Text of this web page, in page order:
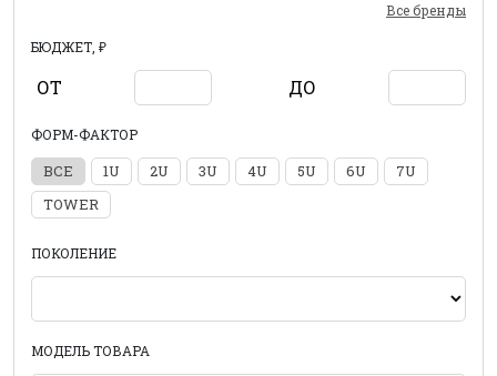
Все бренды
БЮДЖЕТ, ₽
ОТ ДО
ФОРМ-ФАКТОР
ВСЕ 1U 2U 3U 4U 5U 6U
7U
TOWER
ПОКОЛЕНИЕ
МОДЕЛЬ ТОВАРА